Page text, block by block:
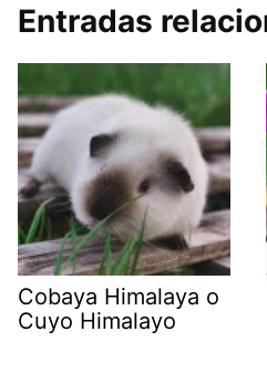
Entradas
Cobaya Himalaya o
Cuyo Himalayo